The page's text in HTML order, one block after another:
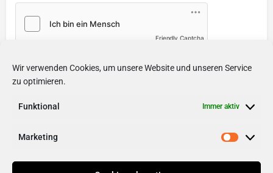
Wir verwenden Cookies, um unsere Website und unseren Service
zu optimieren.
Funktional Immer aktiv
Marketing
Friendly Captcha
Soziale Medien
Internetseite